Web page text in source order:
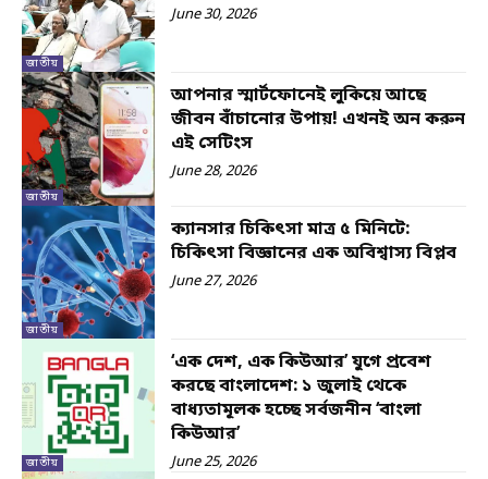
জাতীয়
June 30, 2026
জাতীয়
আপনার স্মার্টফোনেই লুকিয়ে আছে
জীবন বাঁচানোর উপায়! এখনই অন করুন
এই সেটিংস
June 28, 2026
জাতীয়
ক্যানসার চিকিৎসা মাত্র ৫ মিনিটে:
চিকিৎসা বিজ্ঞানের এক অবিশ্বাস্য বিপ্লব
June 27, 2026
জাতীয়
‘এক দেশ, এক কিউআর’ যুগে প্রবেশ
করছে বাংলাদেশ: ১ জুলাই থেকে
বাধ্যতামূলক হচ্ছে সর্বজনীন ‘বাংলা
কিউআর’
June 25, 2026